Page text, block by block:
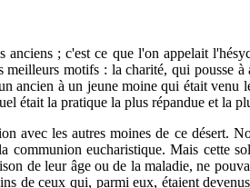
; c'est ce que l'on appelait
motifs : la charité, qui
ancien à un jeune moine qui était
était la pratique la plus répandue et la
avec les autres moines de ce désert.
communion eucharistique. Mais cette
de leur âge ou de la maladie, ne
de ceux qui, parmi eux, étaient